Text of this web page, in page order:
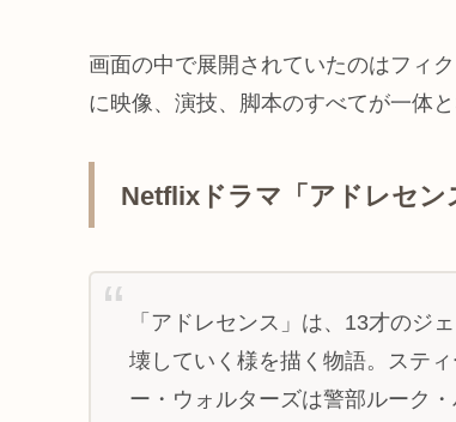
画面の中で展開されていたのはフィ
に映像、演技、脚本のすべてが一体
Netflixドラマ「アドレセン
「アドレセンス」は、13才のジ
壊していく様を描く物語。ステ
ー・ウォルターズは警部ルーク